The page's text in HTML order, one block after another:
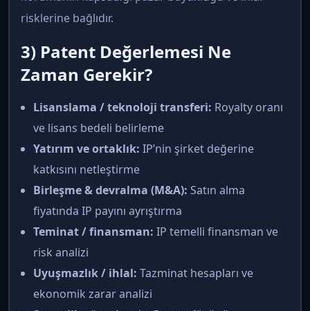
risklerine bağlıdır.
3) Patent Değerlemesi Ne
Zaman Gerekir?
Lisanslama / teknoloji transferi: Royalty oranı
ve lisans bedeli belirleme
Yatırım ve ortaklık: IP’nin şirket değerine
katkısını netleştirme
Birleşme & devralma (M&A): Satın alma
fiyatında IP payını ayrıştırma
Teminat / finansman: IP temelli finansman ve
risk analizi
Uyuşmazlık / ihlal: Tazminat hesapları ve
ekonomik zarar analizi